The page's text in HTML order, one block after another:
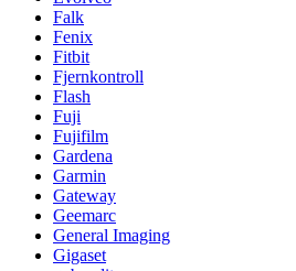
Falk
Fenix
Fitbit
Fjernkontroll
Flash
Fuji
Fujifilm
Gardena
Garmin
Gateway
Geemarc
General Imaging
Gigaset